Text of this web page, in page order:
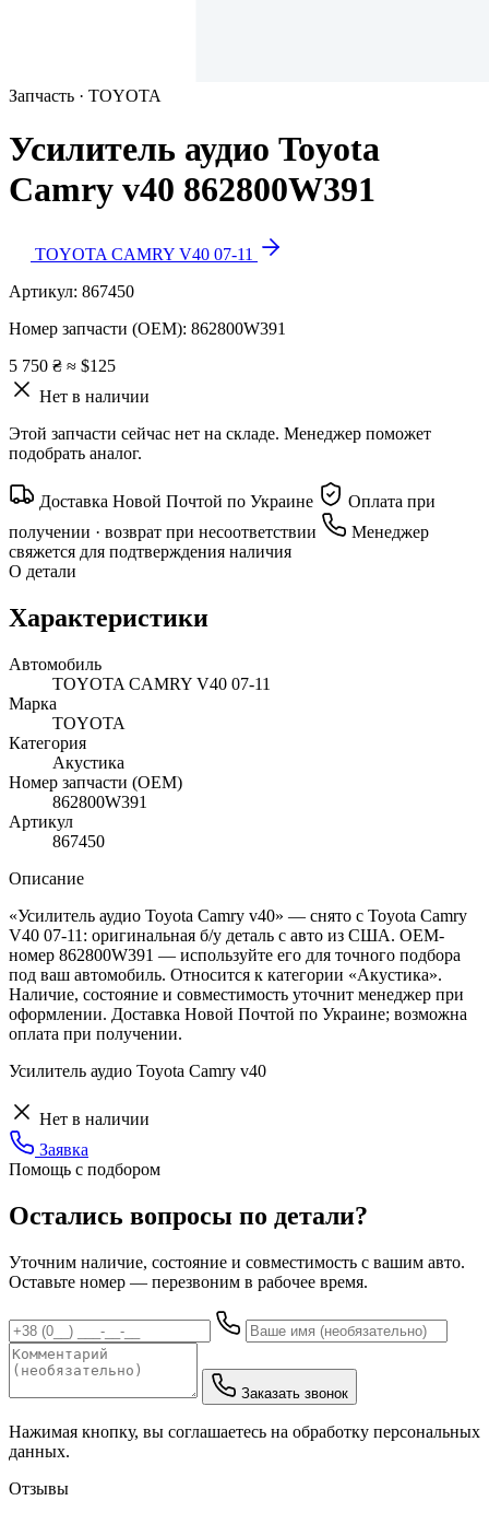
Запчасть · TOYOTA
Усилитель аудио Toyota
Camry v40 862800W391
TOYOTA CAMRY V40 07-11
Артикул: 867450
Номер запчасти (OEM): 862800W391
5 750 ₴ ≈ $125
Нет в наличии
Этой запчасти сейчас нет на складе. Менеджер поможет
подобрать аналог.
Доставка Новой Почтой по Украине
Оплата при
получении · возврат при несоответствии
Менеджер
свяжется для подтверждения наличия
О детали
Характеристики
Автомобиль
TOYOTA CAMRY V40 07-11
Марка
TOYOTA
Категория
Акустика
Номер запчасти (OEM)
862800W391
Артикул
867450
Описание
«Усилитель аудио Toyota Camry v40» — снято с Toyota Camry
V40 07-11: оригинальная б/у деталь с авто из США. OEM-
номер 862800W391 — используйте его для точного подбора
под ваш автомобиль. Относится к категории «Акустика».
Наличие, состояние и совместимость уточнит менеджер при
оформлении. Доставка Новой Почтой по Украине; возможна
оплата при получении.
Усилитель аудио Toyota Camry v40
Нет в наличии
Заявка
Помощь с подбором
Остались вопросы по детали?
Уточним наличие, состояние и совместимость с вашим авто.
Оставьте номер — перезвоним в рабочее время.
Заказать звонок
Нажимая кнопку, вы соглашаетесь на обработку персональных
данных.
Отзывы